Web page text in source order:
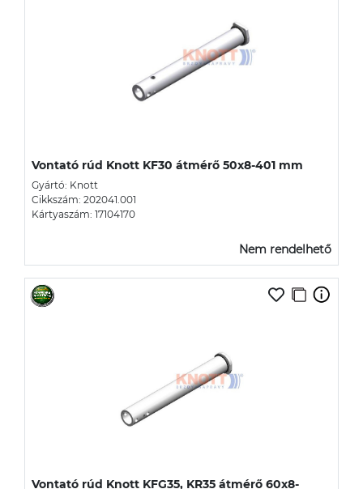
Vontató rúd Knott KF30 átmérő 50x8-401 mm
Gyártó: Knott
Cikkszám: 202041.001
Kártyaszám: 17104170
Nem rendelhető
Vontató rúd Knott KFG35, KR35 átmérő 60x8-